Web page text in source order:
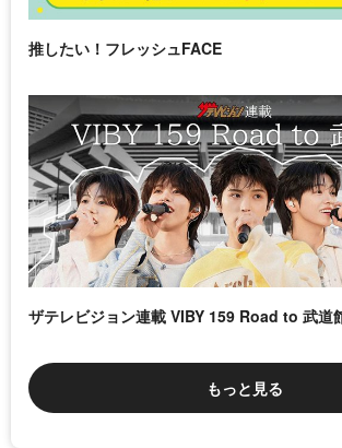
推したい！フレッシュFACE
ザテレビジョン連載 VIBY 159 Road to 武道
もっと見る